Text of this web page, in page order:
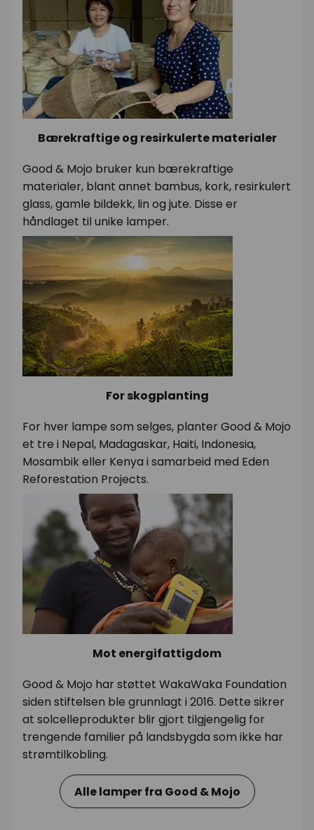
Bærekraftige og resirkulerte materialer
Good & Mojo bruker kun bærekraftige
materialer, blant annet bambus, kork, resirkulert
glass, gamle bildekk, lin og jute. Disse er
håndlaget til unike lamper.
For skogplanting
For hver lampe som selges, planter Good & Mojo
et tre i Nepal, Madagaskar, Haiti, Indonesia,
Mosambik eller Kenya i samarbeid med Eden
Reforestation Projects.
Mot energifattigdom
Good & Mojo har støttet WakaWaka Foundation
siden stiftelsen ble grunnlagt i 2016. Dette sikrer
at solcelleprodukter blir gjort tilgjengelig for
trengende familier på landsbygda som ikke har
strømtilkobling.
Alle lamper fra Good & Mojo